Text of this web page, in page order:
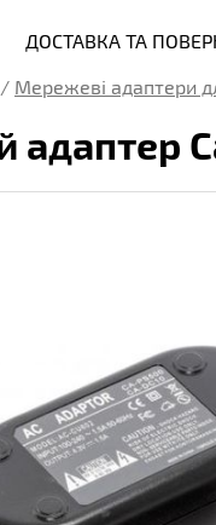
ДОСТАВКА ТА
/ Мережеві адаптери